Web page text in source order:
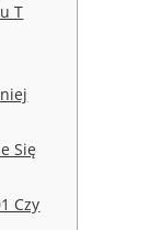
T
Się
Czy